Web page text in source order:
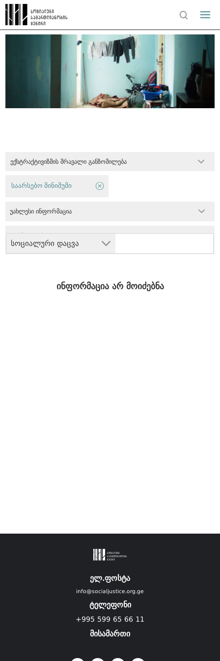
ექსტრაქტივიზმის მრავალი განზომილება
სოციალური დაცვა
საარსებო მინიმუმი
უახლესი ინფორმაცია
ინფორმაცია არ მოიძებნა
ელ.ფოსტა
info@socialjustice.org.ge
ტელეფონი
+995 599 65 66 11
მისამართი